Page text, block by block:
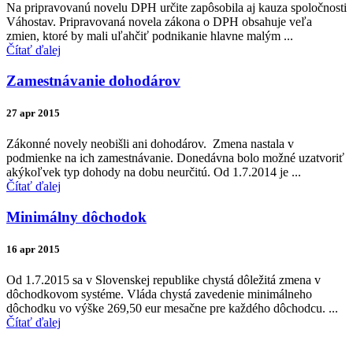
Na pripravovanú novelu DPH určite zapôsobila aj kauza spoločnosti
Váhostav. Pripravovaná novela zákona o DPH obsahuje veľa
zmien, ktoré by mali uľahčiť podnikanie hlavne malým ...
Čítať ďalej
Zamestnávanie dohodárov
27 apr 2015
Zákonné novely neobišli ani dohodárov. Zmena nastala v
podmienke na ich zamestnávanie. Donedávna bolo možné uzatvoriť
akýkoľvek typ dohody na dobu neurčitú. Od 1.7.2014 je ...
Čítať ďalej
Minimálny dôchodok
16 apr 2015
Od 1.7.2015 sa v Slovenskej republike chystá dôležitá zmena v
dôchodkovom systéme. Vláda chystá zavedenie minimálneho
dôchodku vo výške 269,50 eur mesačne pre každého dôchodcu. ...
Čítať ďalej